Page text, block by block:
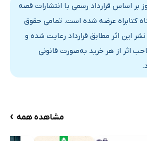
بر اساس قرارداد رسمی با انتشارات قصه
کتابراه عرضه شده است. تمامی حقوق
این اثر مطابق قرارداد رعایت شده و
اثر از هر خرید به‌صورت قانونی
مشاهده همه ›